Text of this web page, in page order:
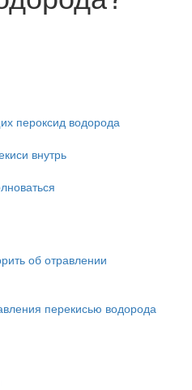
пероксид водорода
внутрь
об отравлении
перекисью водорода